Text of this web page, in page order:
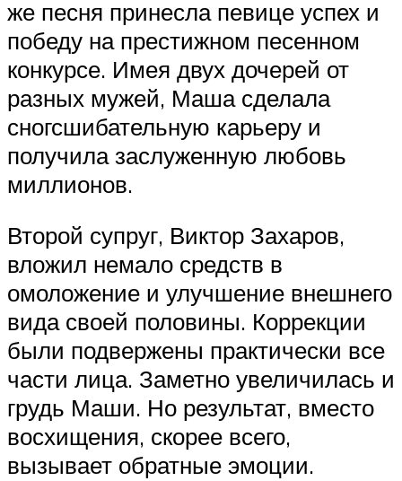
же песня принесла певице успех и
победу на престижном песенном
конкурсе. Имея двух дочерей от
разных мужей, Маша сделала
сногсшибательную карьеру и
получила заслуженную любовь
миллионов.
Второй супруг, Виктор Захаров,
вложил немало средств в
омоложение и улучшение внешнего
вида своей половины. Коррекции
были подвержены практически все
части лица. Заметно увеличилась и
грудь Маши. Но результат, вместо
восхищения, скорее всего,
вызывает обратные эмоции.